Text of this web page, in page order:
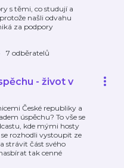
s těmi, co studují a
našli odvahu
za podpory
7 odběratelů
- život v
České republiky a
úspěchu? To vše se
kde mými hosty
rozhodli vystoupit ze
strávit část svého
tak cenné